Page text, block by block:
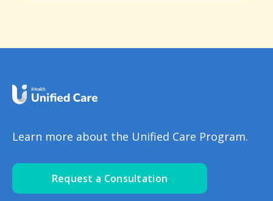
Learn more about the Unified Care Program.
Request a Consultation